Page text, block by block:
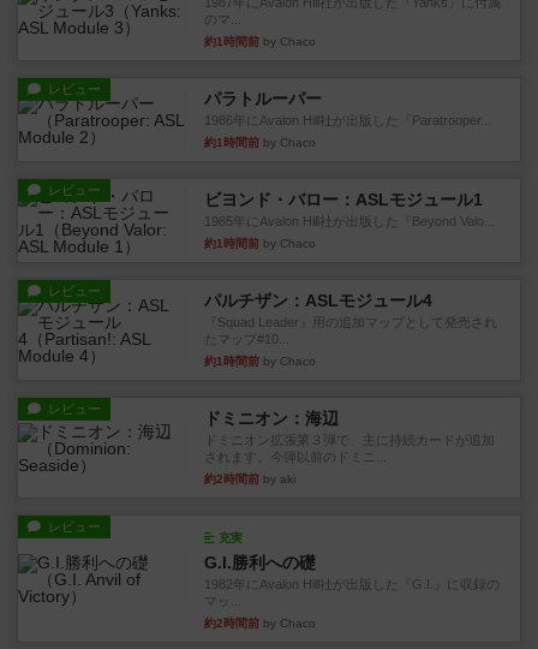
のマ...
約1時間前 by Chaco
レビュー パラトルーパー
1986年にAvalon Hill社が出版した『Paratrooper...
約1時間前 by Chaco
レビュー ビヨンド・バロー：ASLモジュール1
1985年にAvalon Hill社が出版した『Beyond Valo...
約1時間前 by Chaco
レビュー パルチザン：ASLモジュール4
『Squad Leader』用の追加マップとして発売され
たマップ#10...
約1時間前 by Chaco
レビュー ドミニオン：海辺
ドミニオン拡張第３弾で、主に持続カードが追加
されます。今弾以前のドミニ...
約2時間前 by aki
レビュー
充実
G.I.勝利への礎
1982年にAvalon Hill社が出版した『G.I.』に収録の
マッ...
約2時間前 by Chaco